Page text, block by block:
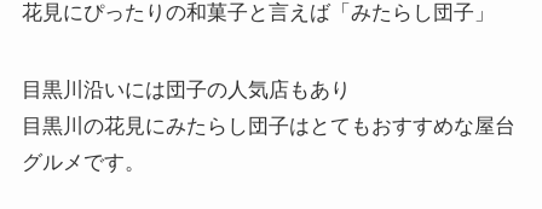
花見にぴったりの和菓子と言えば「 みたらし団子 」
目黒川沿いには団子の人気店もあり
目黒川の花見にみたらし団子はとてもおすすめな屋台
グルメです。